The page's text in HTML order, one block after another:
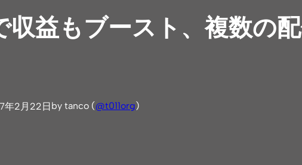
益もブースト、複数の
年2月22日 by tanco (@t011org)